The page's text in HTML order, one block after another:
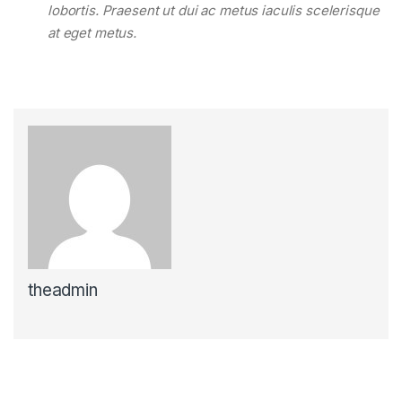
lobortis. Praesent ut dui ac metus iaculis scelerisque
at eget metus.
theadmin